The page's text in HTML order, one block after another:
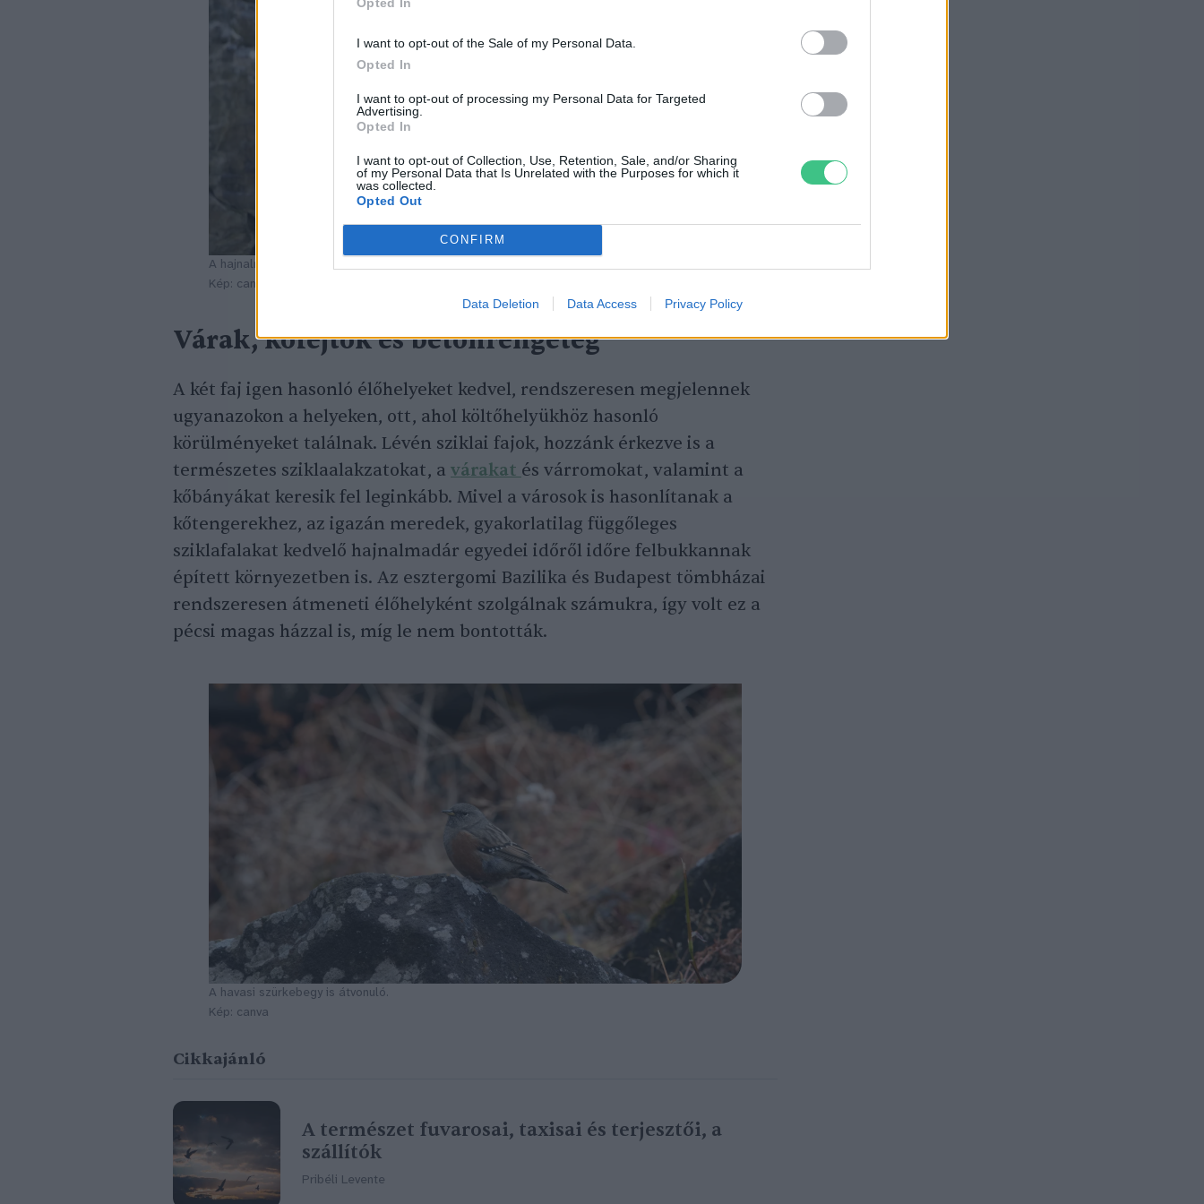
I want to opt-out of the Sale of my Personal Data.
Opted In
I want to opt-out of processing my Personal Data for Targeted
Advertising.
Opted In
I want to opt-out of Collection, Use, Retention, Sale, and/or Sharing
of my Personal Data that Is Unrelated with the Purposes for which it
was collected.
Opted Out
CONFIRM
Data Deletion Data Access Privacy Policy
A hajnalmadár gyakori vendég itthon is.
Kép: canva
Várak, kőfejtők és betonrengeteg
A két faj igen hasonló élőhelyeket kedvel, rendszeresen megjelennek
ugyanazokon a helyeken, ott, ahol költőhelyükhöz hasonló
körülményeket találnak. Lévén sziklai fajok, hozzánk érkezve is a
természetes sziklaalakzatokat, a várakat és várromokat, valamint a
kőbányákat keresik fel leginkább. Mivel a városok is hasonlítanak a
kőtengerekhez, az igazán meredek, gyakorlatilag függőleges
sziklafalakat kedvelő hajnalmadár egyedei időről időre felbukkannak
épített környezetben is. Az esztergomi Bazilika és Budapest tömbházai
rendszeresen átmeneti élőhelyként szolgálnak számukra, így volt ez a
pécsi magas házzal is, míg le nem bontották.
A havasi szürkebegy is átvonuló.
Kép: canva
Cikkajánló
A természet fuvarosai, taxisai és terjesztői, a
szállítók
Pribéli Levente